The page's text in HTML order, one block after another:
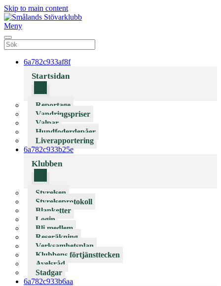
Skip to main content
Meny
6a782c933af8f
Startsidan
Reportage
Vandringspriser
Valpar
Hundfoderdepåer
Liverapportering
6a782c933b25e
Klubben
Styrelsen
Styrelseprotokoll
Blanketter
Login
Bli medlem
Reseräkning
Verksamhetsplan
Klubbens förtjänsttecken
Avelsråd
Stadgar
6a782c933b6aa